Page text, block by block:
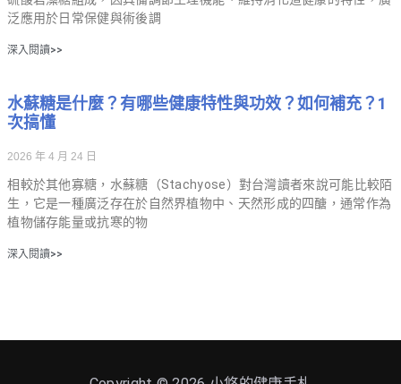
泛應用於日常保健與術後調
深入閱讀>>
水蘇糖是什麼？有哪些健康特性與功效？如何補充？1
次搞懂
2026 年 4 月 24 日
相較於其他寡糖，水蘇糖（Stachyose）對台灣讀者來說可能比較陌
生，它是一種廣泛存在於自然界植物中、天然形成的四醣，通常作為
植物儲存能量或抗寒的物
深入閱讀>>